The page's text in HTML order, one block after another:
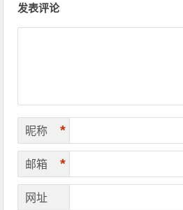
发表评论
昵称 *
邮箱 *
网址